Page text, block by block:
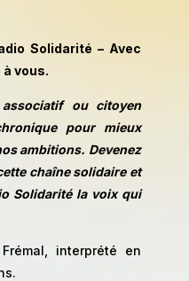
Solidarité – Avec
vous.
ou citoyen
pour mieux
ambitions. Devenez
chaîne solidaire et
Solidarité la voix qui
interprété en